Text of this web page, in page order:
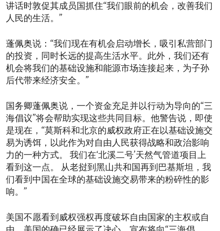
讲话时敦促其成员国抓住“我们眼前的机会，改善我们
人民的生活。”
蓬佩奥说：“我们现在有机会启动增长，吸引私营部门
的投资，同时长远的提高生活水平。此外，我们还有
机会将我们的基础设施和能源市场连接起来，为子孙
后代带来经济安全。”
国务卿蓬佩奥说，一个资金充足并以行动为导向的“三
海倡议”将会帮助实现这些共同目标。他警告说，即使
是现在，“莫斯科和北京的威权政府正在以基础设施交
易为诱饵，以此作为对自由人民获得战略和政治影响
力的一种方式。 我们在‘北溪二号’天然气管道项目上
看到这一点。 从老挝到黑山共和国再到巴基斯坦，我
们看到中国在全球的基础设施交易带来的粉碎性的影
响。”
美国不愿看到威权强权再度破坏自由国家的主权或自